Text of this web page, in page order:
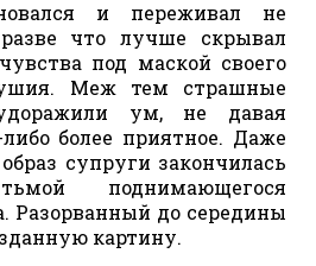
и переживал не
что лучше скрывал
под маской своего
Меж тем страшные
ум, не давая
более приятное. Даже
супруги закончилась
поднимающегося
Разорванный до середины
картину.